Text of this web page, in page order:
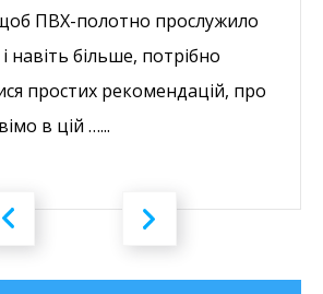
ПВХ-полотно прослужило
навіть більше, потрібно
простих рекомендацій, про
в цій …...